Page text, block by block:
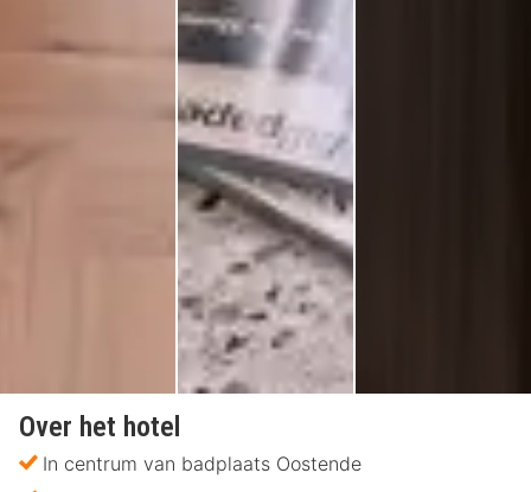
Over het hotel
In centrum van badplaats Oostende